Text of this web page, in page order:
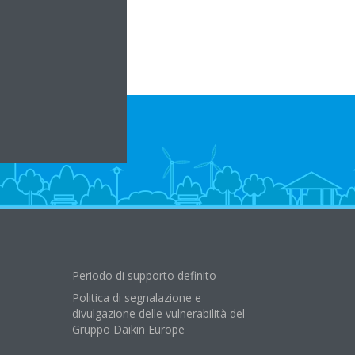
Periodo di supporto definito
Politica di segnalazione e
divulgazione delle vulnerabilità del
Gruppo Daikin Europe